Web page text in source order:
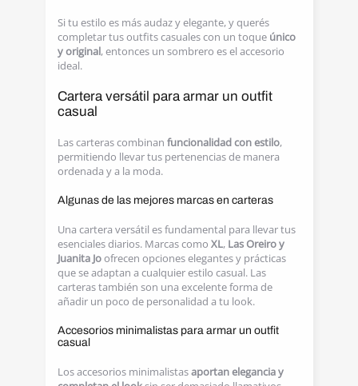
Si tu estilo es más audaz y elegante, y querés
completar tus outfits casuales con un toque único
y original, entonces un sombrero es el accesorio
ideal.
Cartera versátil para armar un outfit
casual
Las carteras combinan funcionalidad con estilo,
permitiendo llevar tus pertenencias de manera
ordenada y a la moda.
Algunas de las mejores marcas en carteras
Una cartera versátil es fundamental para llevar tus
esenciales diarios. Marcas como XL, Las Oreiro y
Juanita Joofrecen opciones elegantes y prácticas
que se adaptan a cualquier estilo casual. Las
carteras también son una excelente forma de
añadir un poco de personalidad a tu look.
Accesorios minimalistas para armar un outfit
casual
Los accesorios minimalistasaportan elegancia y